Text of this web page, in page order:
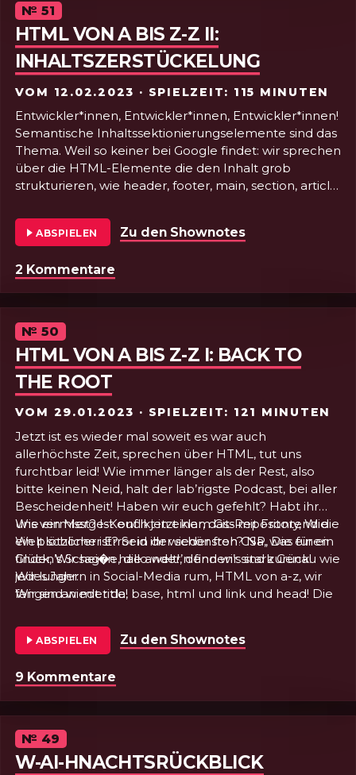
Episode
№51
HTML VON A BIS Z-Z II:
INHALTSZERSTÜCKELUNG
VOM 12.02.2023 · SPIELZEIT: 115 MINUTEN
Entwickler*innen, Entwickler*innen, Entwickler*innen!
Semantische Inhaltssektionierungselemente sind das
Thema. Weil so keiner bei Google findet: wir sprechen
über die HTML-Elemente die den Inhalt grob
strukturieren, wie header, footer, main, section, article
Untiefen der impliziten roles. Dazu servieren YouTube
CSS-Tutorials und zeigen was man mit der Shape-
HTMHölle lebt, wird diese Sendung lieben!
ABSPIELEN Zu den Shownotes
2 Kommentare
Episode
№50
HTML VON A BIS Z-Z I: BACK TO
THE ROOT
VOM 29.01.2023 · SPIELZEIT: 121 MINUTEN
Jetzt ist es wieder mal soweit es war auch
allerhöchste Zeit, sprechen über HTML, tut uns
furchtbar leid! Wie immer länger als der Rest, also
bitte keinen Neid, halt der lab’rigste Podcast, bei aller
Bescheidenheit! Haben wir euch gefehlt? Habt ihr
uns vermisst? Ist euch jetzt klar, dass mit Frontend die
Welt schöner ist? Seid ihr wieder froh? Na, was für ein
Glück, Wir sagen hallo welt!, denn wir sind zurück!
Wir lungern in Social-Media rum, HTML von a-z, wir
fangen an mit title, base, html und link und head! Die
einmal komplett durch die Spec, von head bis track!
Habt ihr uns vermisst? Haben wir euch gefailt? Habt
sind zurück – es riecht nach CPU, Wo wir sind ist
vorne, aus Kallsruuuh!
Wie ein Merge-Konflikt in einem Git-Repository, Wie
ein plötzlicher Error in der schönsten CSP, Die einen
finden’s Schei�e, die ander’n finden’s stark Genau wie
jedes Jahr:
Wir sind wieder da!
ABSPIELEN Zu den Shownotes
9 Kommentare
Episode
№ 49
W-AI-HNACHTSRÜCKBLICK